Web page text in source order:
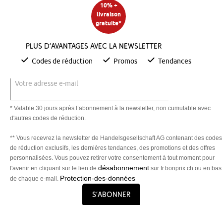
10% +
livraison
gratuite*
Plus d’avantages avec la newsletter
Codes de réduction Promos Tendances
Votre adresse e-mail
* Valable 30 jours après l’abonnement à la newsletter, non cumulable avec
d'autres codes de réduction.
** Vous recevrez la newsletter de Handelsgesellschaft AG contenant des codes
de réduction exclusifs, les dernières tendances, des promotions et des offres
personnalisées. Vous pouvez retirer votre consentement à tout moment pour
l'avenir en cliquant sur le lien de désabonnement sur fr.bonprix.ch ou en bas
de chaque e-mail. Protection-des-données
S’abonner